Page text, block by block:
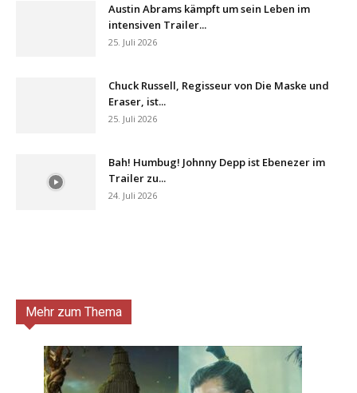
Austin Abrams kämpft um sein Leben im
intensiven Trailer...
25. Juli 2026
Chuck Russell, Regisseur von Die Maske und
Eraser, ist...
25. Juli 2026
Bah! Humbug! Johnny Depp ist Ebenezer im
Trailer zu...
24. Juli 2026
Mehr zum Thema